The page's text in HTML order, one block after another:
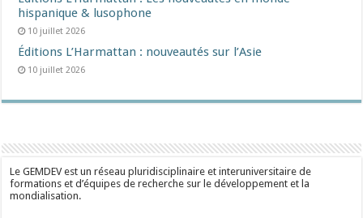
hispanique & lusophone
10 juillet 2026
Éditions L’Harmattan : nouveautés sur l’Asie
10 juillet 2026
Le GEMDEV est un réseau pluridisciplinaire et interuniversitaire de
formations et d’équipes de recherche sur le développement et la
mondialisation.